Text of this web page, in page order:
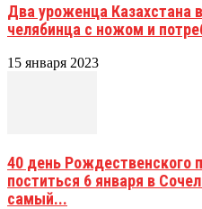
Два уроженца Казахстана
челябинца с ножом и
15 января 2023
40 день Рождественского
поститься 6 января в
самый...